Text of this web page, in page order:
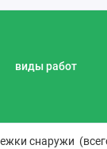
виды работ
снаружи